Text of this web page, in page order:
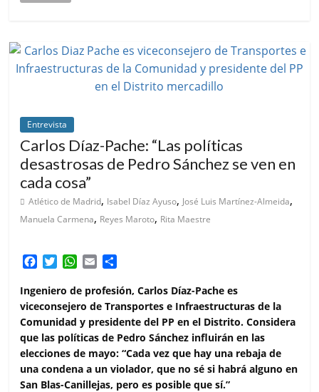
Entrevista
Carlos Díaz-Pache: “Las políticas
desastrosas de Pedro Sánchez se ven en
cada cosa”
Atlético de Madrid, Isabel Díaz Ayuso, José Luis Martínez-Almeida,
Manuela Carmena, Reyes Maroto, Rita Maestre
c
e
b
o
k
i
t
t
e
r
W
a
t
s
A
p
p
a
i
l
m
p
a
r
i
r
Ingeniero de profesión, Carlos Díaz-Pache es
viceconsejero de Transportes e Infraestructuras de la
Comunidad y presidente del PP en el Distrito. Considera
que las políticas de Pedro Sánchez influirán en las
elecciones de mayo: “Cada vez que hay una rebaja de
una condena a un violador, que no sé si habrá alguno en
San Blas-Canillejas, pero es posible que sí.”